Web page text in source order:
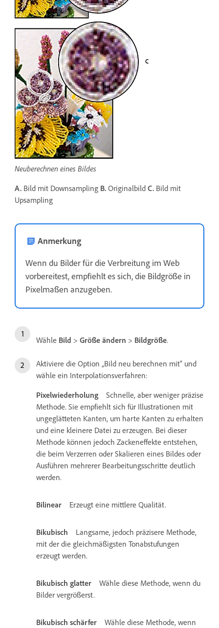
Neuberechnen eines Bildes
A. Bild mit Downsampling B. Originalbild C. Bild mit
Upsampling
Anmerkung
Wenn du Bilder für die Verbreitung im Web
vorbereitest, empfiehlt es sich, die Bildgröße in
Pixelmaßen anzugeben.
Wähle Bild > Größe ändern > Bildgröße.
Aktiviere die Option „Bild neu berechnen mit“ und
wähle ein Interpolationsverfahren:
Pixelwiederholung
Schnelle, aber weniger präzise
Methode. Sie empfiehlt sich für Illustrationen mit
ungeglätteten Kanten, um harte Kanten zu erhalten
und eine kleinere Datei zu erzeugen. Bei dieser
Methode können jedoch Zackeneffekte entstehen,
die beim Verzerren oder Skalieren eines Bildes oder
Ausführen mehrerer Bearbeitungsschritte deutlich
werden.
Bilinear Erzeugt eine mittlere Qualität.
Bikubisch
Langsame, jedoch präzisere Methode,
mit der die gleichmäßigsten Tonabstufungen
erzeugt werden.
Bikubisch glatter
Wähle diese Methode, wenn du
Bilder vergrößerst.
Bikubisch schärfer
Wähle diese Methode, wenn